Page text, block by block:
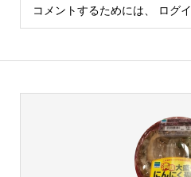
コメントするためには、 ログ